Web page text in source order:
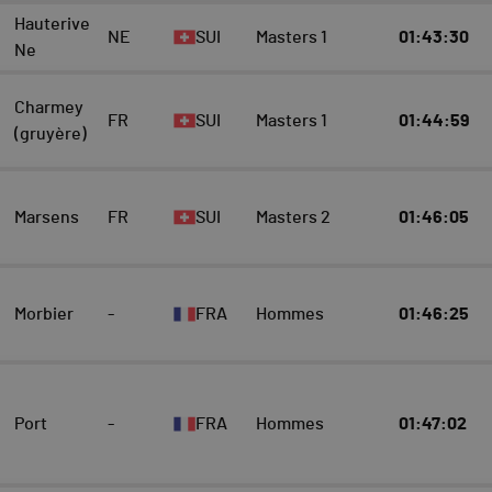
Hauterive
Ne
NE SUI Masters 1 01:43:30
Charmey
(gruyère)
FR SUI Masters 1 01:44:59
Marsens FR SUI Masters 2 01:46:05
Morbier - FRA Hommes 01:46:25
Port - FRA Hommes 01:47:02